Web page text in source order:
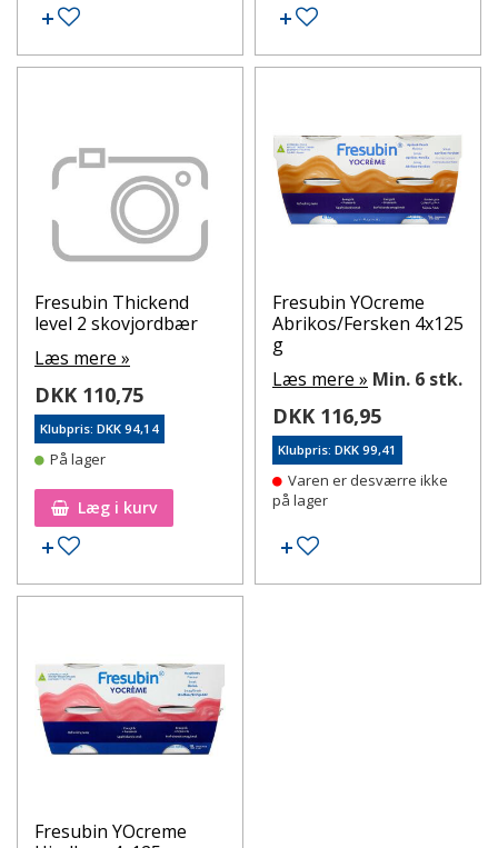
Tilføj til ønskeseddel
Tilføj til ønskeseddel
Fresubin Thickend
level 2 skovjordbær
Læs mere »
DKK 110,75
Klubpris: DKK 94,14
På lager
Læg i kurv
Tilføj til ønskeseddel
Fresubin YOcreme
Abrikos/Fersken 4x125
g
Læs mere » Min. 6 stk.
DKK 116,95
Klubpris: DKK 99,41
Varen er desværre ikke
på lager
Tilføj til ønskeseddel
Fresubin YOcreme